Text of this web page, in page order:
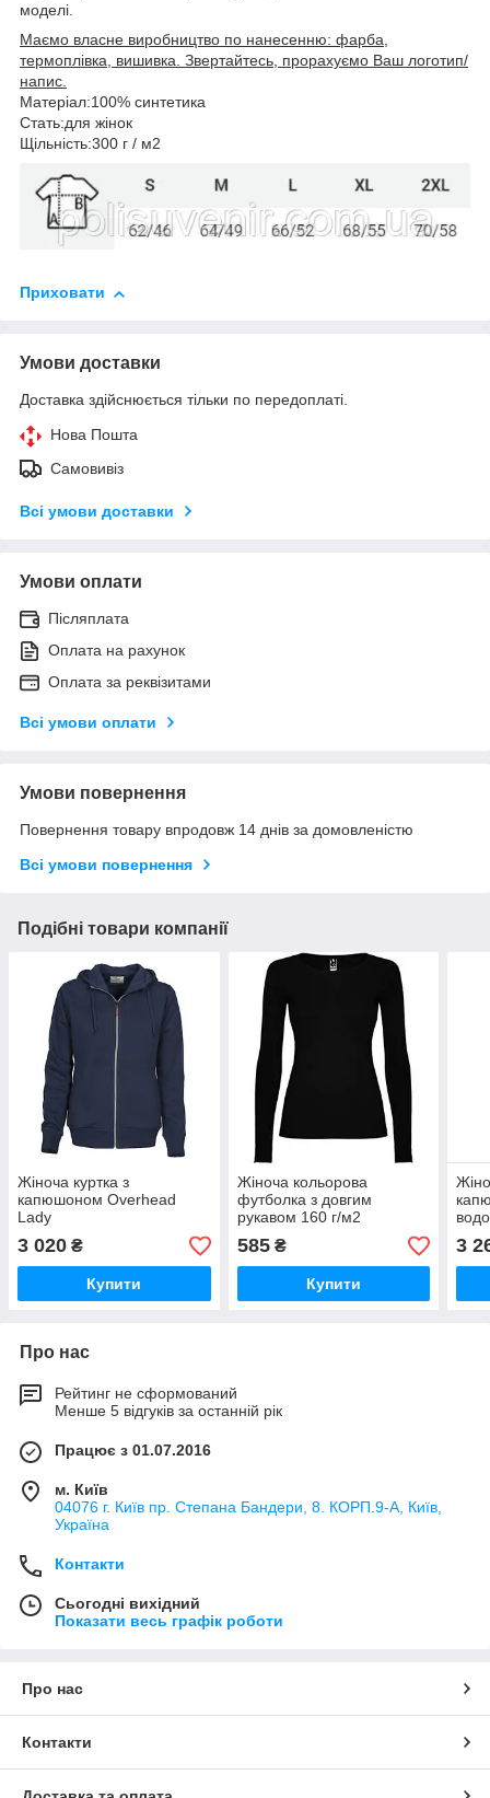
моделі.
Маємо власне виробництво по нанесенню: фарба,
термоплівка, вишивка. Звертайтесь, прорахуємо Ваш логотип/
напис.
Матеріал:100% синтетика
Стать:для жінок
Щільність:300 г / м2
Приховати
Умови доставки
Доставка здійснюється тільки по передоплаті.
Нова Пошта
Самовивіз
Всі умови доставки
Умови оплати
Післяплата
Оплата на рахунок
Оплата за реквізитами
Всі умови оплати
Умови повернення
Повернення товару впродовж 14 днів за домовленістю
Всі умови повернення
Подібні товари компанії
Жіноча куртка з
капюшоном Overhead
Lady
3 020 ₴
Купити
Жіноча кольорова
футболка з довгим
рукавом 160 г/м2
585₴
Купити
3
Про нас
Рейтинг не сформований
Менше 5 відгуків за останній рік
Працює з 01.07.2016
м. Київ
04076 г. Київ пр. Степана Бандери, 8. КОРП.9-А, Київ,
Україна
Контакти
Сьогодні вихідний
Показати весь графік роботи
Про нас
Контакти